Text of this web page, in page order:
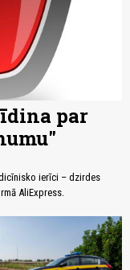
par
ierīci – dzirdes
AliExpress.